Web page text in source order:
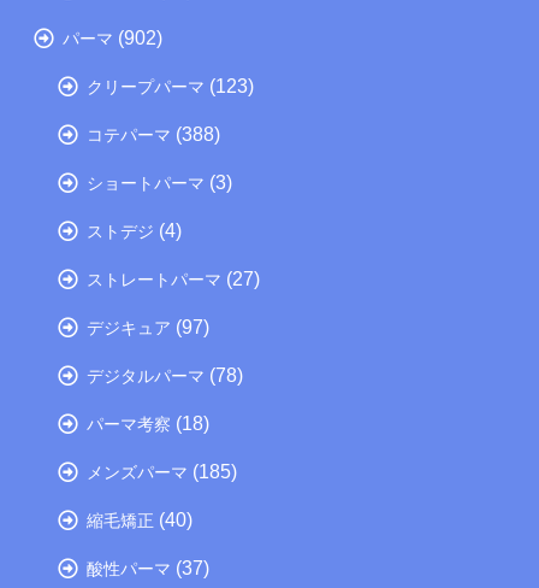
パーマ (902)
クリープパーマ (123)
コテパーマ (388)
ショートパーマ (3)
ストデジ (4)
ストレートパーマ (27)
デジキュア (97)
デジタルパーマ (78)
パーマ考察 (18)
メンズパーマ (185)
縮毛矯正 (40)
酸性パーマ (37)